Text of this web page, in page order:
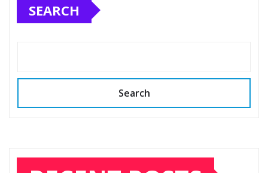
SEARCH
Search